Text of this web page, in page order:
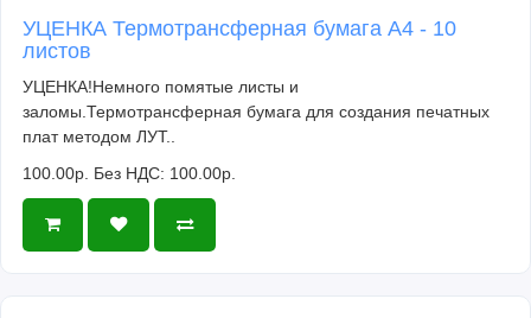
УЦЕНКА Термотрансферная бумага А4 - 10
листов
УЦЕНКА!Немного помятые листы и
заломы.Термотрансферная бумага для создания печатных
плат методом ЛУТ..
100.00р. Без НДС: 100.00р.